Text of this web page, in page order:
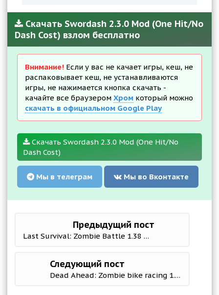
Скачать Swordash 2.3.0 Mod (One Hit/No
Dash Cost) взлом бесплатно
Внимание! Если у вас не качает игры, кеш, не
распаковывает кеш, не устанавливаются
игры, не нажимается кнопка скачать -
качайте все браузером Хром который можно
скачать в официальном Google Play
Скачать Swordash 2.3.0 Mod (One Hit/No
Dash Cost)
Мы в телеграм Мы во Вконтакте
Предыдущий пост
Last Survival: Zombie Battle 1.38 Mod (Free Shopping)
Следующий пост
Dead Ahead: Zombie bike racing 1.3.120274 (Mod Money)